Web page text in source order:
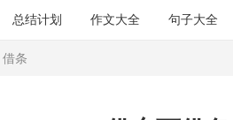
总结计划 作文大全 句子大全
借条